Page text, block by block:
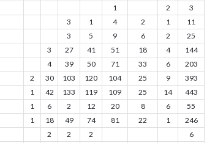
1 2
3
3 1 4 2 1
11
3 5 9 6 2
25
3 27 41 51 18 4
144
4 39 50 71 33 6
203
2 30 103 120 104 25 9
393
1 42 133 119 109 25 14
443
1 6 2 12 20 8 6
55
1 18 49 74 81 22 1
246
2 2 2
6